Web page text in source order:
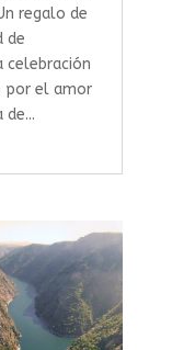
regalo de
de
celebración
por el amor